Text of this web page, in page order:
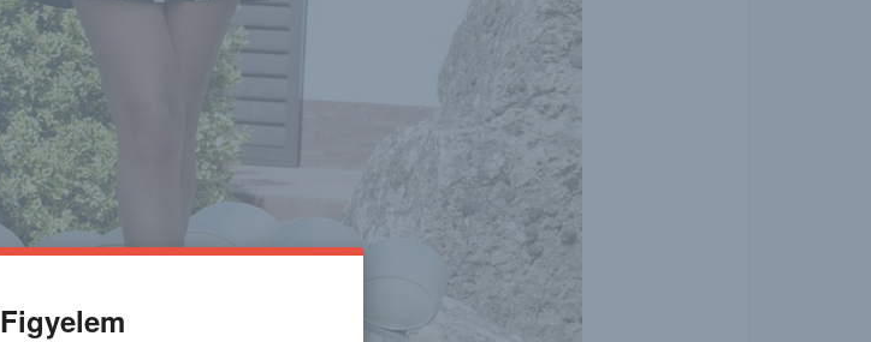
Figyelem